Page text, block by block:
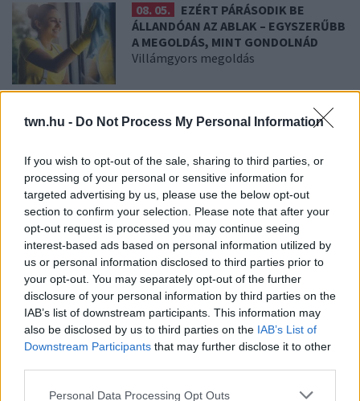
twn.hu - Do Not Process My Personal Information
If you wish to opt-out of the sale, sharing to third parties, or
processing of your personal or sensitive information for
targeted advertising by us, please use the below opt-out
section to confirm your selection. Please note that after your
opt-out request is processed you may continue seeing
interest-based ads based on personal information utilized by
us or personal information disclosed to third parties prior to
your opt-out. You may separately opt-out of the further
disclosure of your personal information by third parties on the
IAB’s list of downstream participants. This information may
also be disclosed by us to third parties on the IAB’s List of
Downstream Participants that may further disclose it to other
Please note that this website/app uses one or more Google
Personal Data Processing Opt Outs
08. 05.
EZÉRT PÁRÁSODIK BE
ÁLLANDÓAN AZ ABLAK – EGYSZERŰBB
A MEGOLDÁS, MINT GONDOLNÁD
Villámgyors megoldás
SZÓDABIKARBÓNÁVAL: EZZEL LESZ
A legjobb trükk
08. 03.
HA MINDIG EZT A MONDATOT HASZNÁLOD, AZ
RENDKÍVÜL MAGAS ÉRZELMI INTELLIGENCIÁRA UTALHAT
Te szoktad?
08. 02.
SOKAN ROSSZUL TÁROLJÁK A GYÓGYSZEREIKET –
EMIATT CSÖKKENHET A HATÁSUK
Érdemes odafigyelni rá
08. 01.
EGYRE TÖBB FIATALNÁL JELENTKEZIK EZ A
VITAMINHIÁNY – ILYEN JELEKRE FIGYELJ
Erre figyelj!